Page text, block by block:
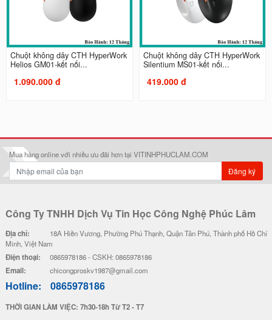
Chuột không dây CTH HyperWork
Helios GM01-kết nối...
1.090.000 đ
Chuột không dây CTH HyperWork
Silentium MS01-kết nối...
419.000 đ
Mua hàng online với nhiều ưu đãi hơn tại VITINHPHUCLAM.COM
Đăng ký
Công Ty TNHH Dịch Vụ Tin Học Công Nghệ Phúc Lâm
Địa chỉ:
18A Hiền Vương, Phường Phú Thạnh, Quận Tân Phú, Thành phố Hồ Chí
Minh, Việt Nam
Điện thoại: 0865978186 - CSKH: 0865978186
Email: chicongproskv1987@gmail.com
Hotline: 0865978186
THỜI GIAN LÀM VIỆC: 7h30-18h Từ T2 - T7